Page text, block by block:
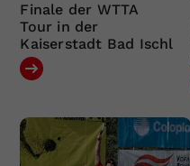
Finale der WTTA
Tour in der
Kaiserstadt Bad Ischl